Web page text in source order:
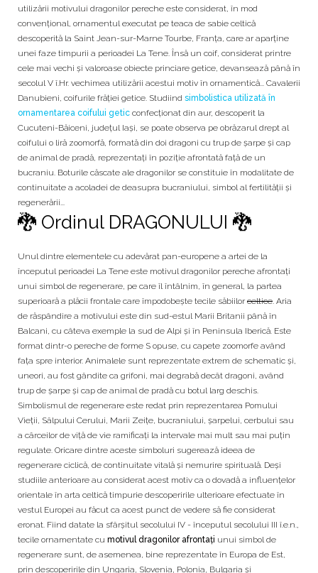
utilizării motivului dragonilor pereche este considerat, în mod
convenţional, ornamentul executat pe teaca de sabie celtică
descoperită la Saint Jean-sur-Marne Tourbe, Franța, care ar aparţine
unei faze timpurii a perioadei La Tene. Însă un coif, considerat printre
cele mai vechi şi valoroase obiecte princiare getice, devansează până în
secolul V î.Hr. vechimea utilizării acestui motiv în ornamentică... Cavalerii
Danubieni, coifurile frăției getice. Studiind simbolistica utilizată în
ornamentarea coifului getic confecționat din aur, descoperit la
Cucuteni-Băiceni, județul Iași, se poate observa pe obrăzarul drept al
coifului o liră zoomorfă, formată din doi dragoni cu trup de şarpe şi cap
de animal de pradă, reprezentaţi în poziţie afrontată faţă de un
bucraniu. Boturile căscate ale dragonilor se constituie în modalitate de
continuitate a acoladei de deasupra bucraniului, simbol al fertilităţii şi
regenerării...
🐉 Ordinul DRAGONULUI 🐉
Unul dintre elementele cu adevărat pan-europene a artei de la
începutul perioadei La Tene este motivul dragonilor pereche afrontaţi
unui simbol de regenerare, pe care îl întâlnim, în general, la partea
superioară a plăcii frontale care împodobește tecile săbiilor celtice. Aria
de răspândire a motivului este din sud-estul Marii Britanii până în
Balcani, cu câteva exemple la sud de Alpi și în Peninsula Iberică. Este
format dintr-o pereche de forme S opuse, cu capete zoomorfe având
fața spre interior. Animalele sunt reprezentate extrem de schematic și,
uneori, au fost gândite ca grifoni, mai degrabă decât dragoni, având
trup de şarpe şi cap de animal de pradă cu botul larg deschis.
Simbolismul de regenerare este redat prin reprezentarea Pomului
Vieții, Sâlpului Cerului, Marii Zeițe, bucraniului, șarpelui, cerbului sau
a cârceilor de viţă de vie ramificați la intervale mai mult sau mai puţin
regulate. Oricare dintre aceste simboluri sugerează ideea de
regenerare ciclică, de continuitate vitală și nemurire spirituală. Deși
studiile anterioare au considerat acest motiv ca o dovadă a influențelor
orientale în arta celtică timpurie descoperirile ulterioare efectuate în
vestul Europei au făcut ca acest punct de vedere să fie considerat
eronat. Fiind datate la sfârşitul secolului IV - începutul secolului III î.e.n.,
tecile ornamentate cu motivul dragonilor afrontaţi unui simbol de
regenerare sunt, de asemenea, bine reprezentate în Europa de Est,
prin descoperirile din Ungaria, Slovenia, Polonia, Bulgaria și